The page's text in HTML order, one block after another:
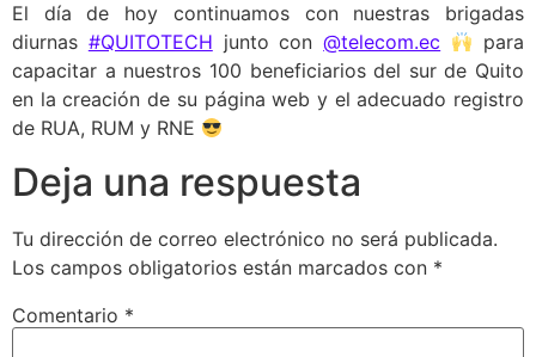
El día de hoy continuamos con nuestras brigadas
diurnas #QUITOTECH junto con@telecom.ec
para
capacitar a nuestros 100 beneficiarios del sur de Quito
en la creación de su página web y el adecuado registro
de RUA, RUM y RNE
Deja una respuesta
Tu dirección de correo electrónico no será publicada.
Los campos obligatorios están marcados con *
Comentario *